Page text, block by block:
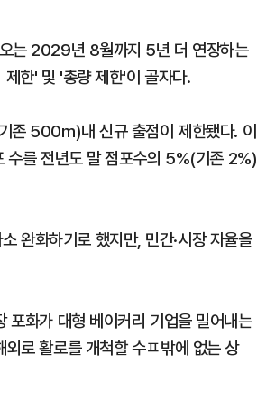
는 2029년 8월까지 5년 더 연장하는
한' 및 '총량 제한'이 골자다.
존 500m)내 신규 출점이 제한됐다. 이
수를 전년도 말 점포수의 5%(기존 2%)
완화하기로 했지만, 민간·시장 자율을
포화가 대형 베이커리 기업을 밀어내는
로 활로를 개척할 수ㅍ밖에 없는 상